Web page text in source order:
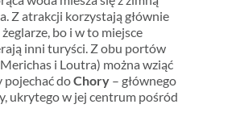
Z atrakcji korzystają głównie
bo i w to miejsce
inni turyści. Z obu portów
i Loutra) można wziąć
pojechać doChory– głównego
ukrytego w jej centrum pośród